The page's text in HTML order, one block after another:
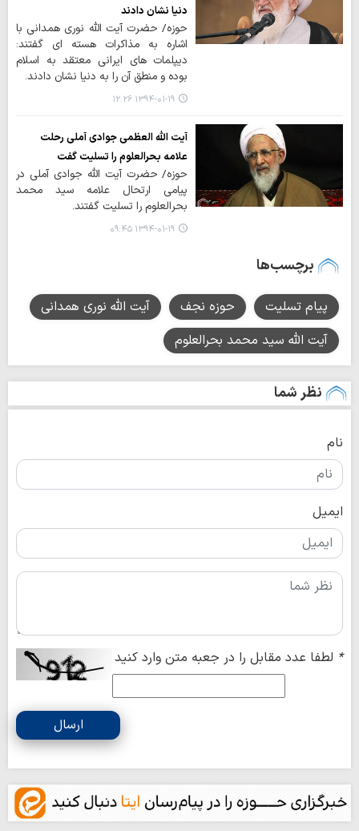
دنیا نشان دادند
حوزه/ حضرت آیت الله نوری همدانی با
اشاره به مذاکرات هسته ای گفتند:
دیپلمات های ایرانی معتقد به اسلام
بوده و منطق آن را به دنیا نشان دادند.
۱۳۹۴-۰۱-۱۹ ۱۲:۲۶
آیت الله العظمی جوادی آملی رحلت
علامه بحرالعلوم را تسلیت گفت
حوزه/ حضرت آیت الله جوادی آملی در
پیامی ارتحال علامه سید محمد
بحرالعلوم را تسلیت گفتند.
۱۳۹۴-۰۱-۱۹ ۰۹:۴۵
برچسب‌ها
پیام تسلیت حوزه نجف
آیت الله نوری همدانی
آیت الله سید محمد بحرالعلوم
نظر شما
نام
ایمیل
* لطفا عدد مقابل را در جعبه متن وارد کنید
ارسال